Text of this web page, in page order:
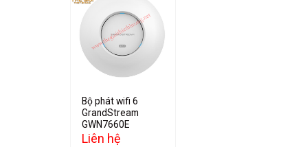
Add to
wishlist
Bộ phát wifi 6
GrandStream
GWN7660E
Liên hệ